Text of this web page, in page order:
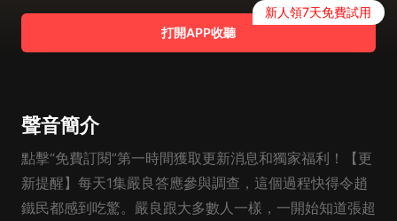
打開APP收聽
新人領7天免費試用
聲音簡介
點擊“免費訂閱”第一時間獲取更新消息和獨家福利！【更
新提醒】每天1集嚴良答應參與調查，這個過程快得令趙
鐵民都感到吃驚。嚴良跟大多數人一樣，一開始知道張超